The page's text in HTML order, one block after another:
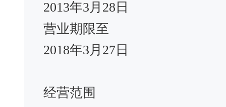
2013年3月28日
营业期限至
2018年3月27日
经营范围